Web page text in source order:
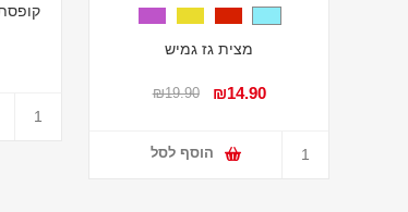
מצית גז גמיש
₪14.90
₪19.90
הוסף לסל